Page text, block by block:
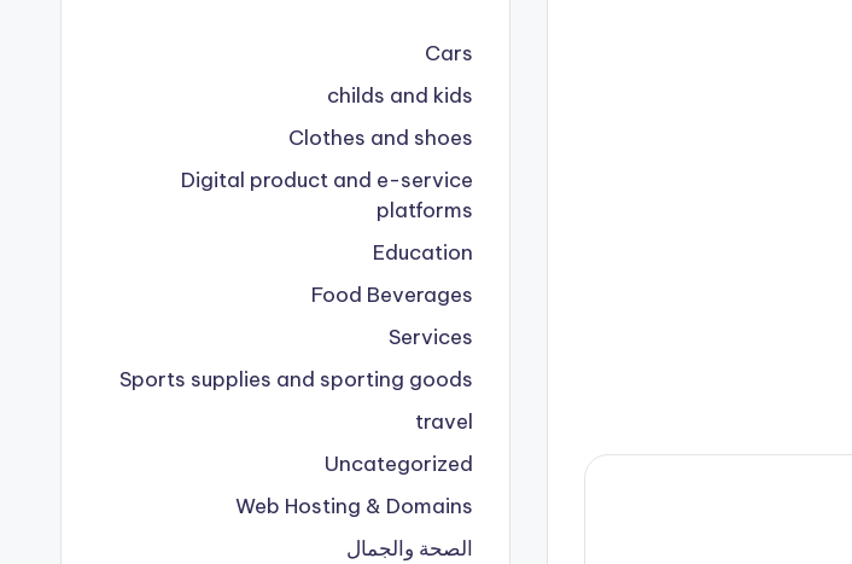
Cars
childs and kids
Clothes and shoes
Digital product and e-service
platforms
Education
Food Beverages
Services
Sports supplies and sporting goods
travel
Uncategorized
Web Hosting & Domains
الصحة والجمال